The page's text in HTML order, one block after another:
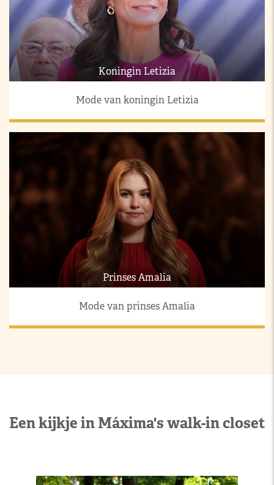
Koningin Letizia
Mode van koningin Letizia
Prinses Amalia
Mode van prinses Amalia
Een kijkje in Máxima's walk-in closet